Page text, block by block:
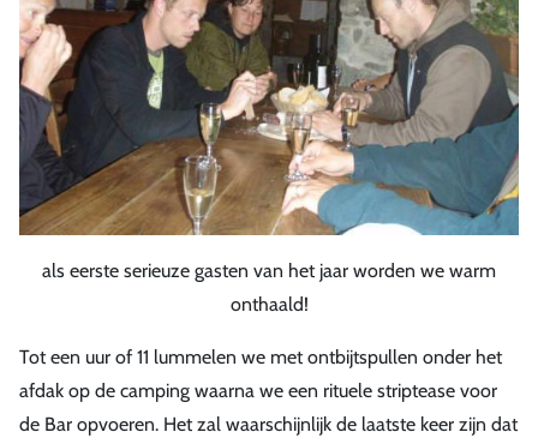
als eerste serieuze gasten van het jaar worden we warm
onthaald!
Tot een uur of 11 lummelen we met ontbijtspullen onder het
afdak op de camping waarna we een rituele striptease voor
de Bar opvoeren. Het zal waarschijnlijk de laatste keer zijn dat